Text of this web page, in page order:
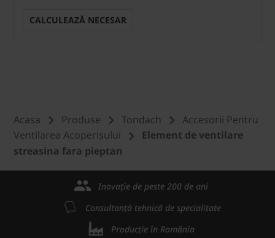
CALCULEAZĂ NECESAR
Acasa Produse Tondach
Accesorii Pentru
Ventilarea Acoperisului
Element de ventilare
streasina fara pieptan
Inovație de peste 200 de ani
Consultanță tehnică de specialitate
Producție în România